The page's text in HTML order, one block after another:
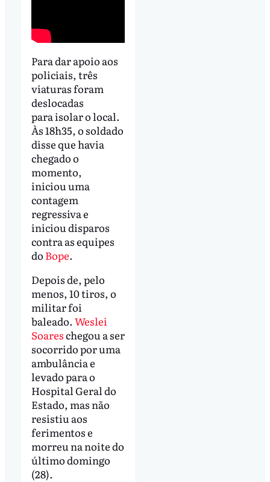
Para dar apoio aos
policiais, três
viaturas foram
deslocadas
para isolar o local.
Às 18h35, o soldado
disse que havia
chegado o
momento,
iniciou uma
contagem
regressiva e
iniciou disparos
contra as equipes
do Bope.
Depois de, pelo
menos, 10 tiros, o
militar foi
baleado. Weslei
Soareschegou a ser
socorrido por uma
ambulância e
levado para o
Hospital Geral do
Estado, mas não
resistiu aos
ferimentos e
morreu na noite do
último domingo
(28).